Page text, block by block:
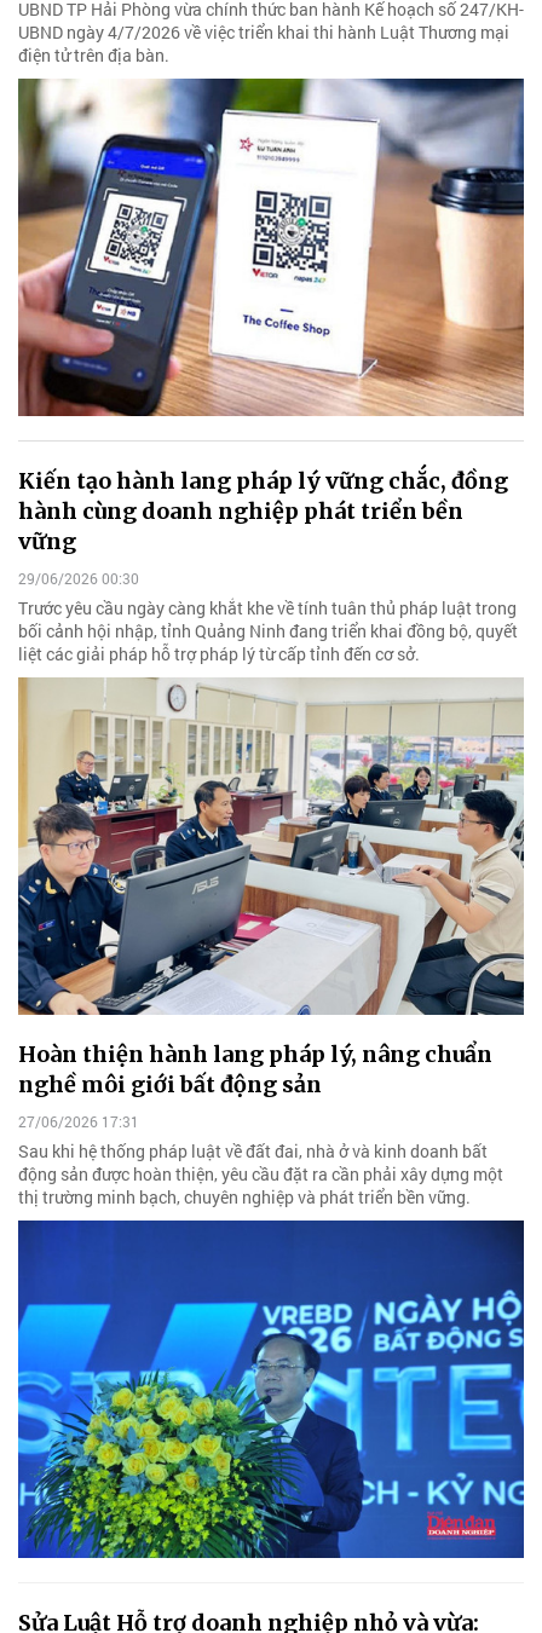
UBND TP Hải Phòng vừa chính thức ban hành Kế hoạch số 247/KH-
UBND ngày 4/7/2026 về việc triển khai thi hành Luật Thương mại
điện tử trên địa bàn.
Kiến tạo hành lang pháp lý vững chắc, đồng
hành cùng doanh nghiệp phát triển bền
vững
29/06/2026 00:30
Trước yêu cầu ngày càng khắt khe về tính tuân thủ pháp luật trong
bối cảnh hội nhập, tỉnh Quảng Ninh đang triển khai đồng bộ, quyết
liệt các giải pháp hỗ trợ pháp lý từ cấp tỉnh đến cơ sở.
Hoàn thiện hành lang pháp lý, nâng chuẩn
nghề môi giới bất động sản
27/06/2026 17:31
Sau khi hệ thống pháp luật về đất đai, nhà ở và kinh doanh bất
động sản được hoàn thiện, yêu cầu đặt ra cần phải xây dựng một
thị trường minh bạch, chuyên nghiệp và phát triển bền vững.
Sửa Luật Hỗ trợ doanh nghiệp nhỏ và vừa: